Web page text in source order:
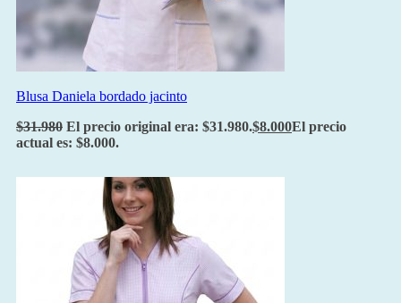
Blusa Daniela bordado jacinto
$31.980 El precio original era: $31.980.$8.000El precio
actual es: $8.000.